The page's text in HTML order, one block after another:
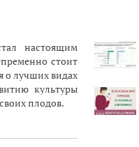
настоящим
стоит
о лучших видах
культуры
плодов.